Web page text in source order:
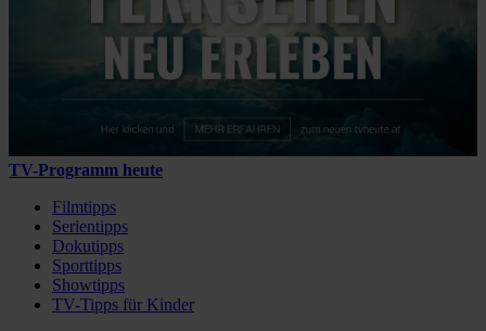
TV-Programm heute
Filmtipps
Serientipps
Dokutipps
Sporttipps
Showtipps
TV-Tipps für Kinder